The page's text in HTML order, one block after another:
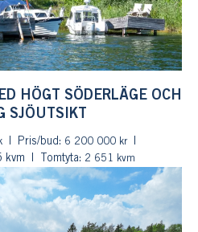
HÖGT SÖDERLÄGE OCH
SJÖUTSIKT
Pris/bud: 6 200 000 kr
kvm Tomtyta: 2 651 kvm